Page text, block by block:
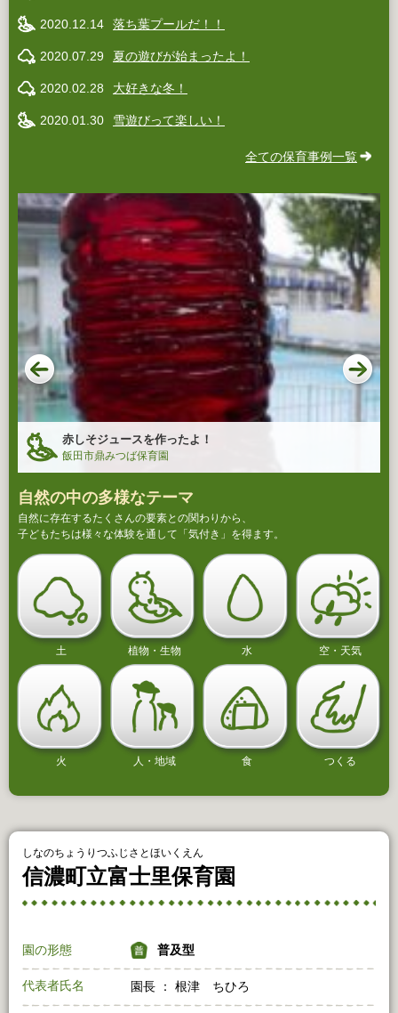
2020.12.14 落ち葉プールだ！！
2020.07.29 夏の遊びが始まったよ！
2020.02.28 大好きな冬！
2020.01.30 雪遊びって楽しい！
全ての保育事例一覧
赤しそジュースを作ったよ！
飯田市鼎みつば保育園
自然の中の多様なテーマ
自然に存在するたくさんの要素との関わりから、
子どもたちは様々な体験を通して「気付き」を得ます。
土 植物・生物 水 空・天気
火 人・地域 食 つくる
しなのちょうりつふじさとほいくえん
信濃町立富士里保育園
園の形態 普及型
代表者氏名 園長 ： 根津 ちひろ